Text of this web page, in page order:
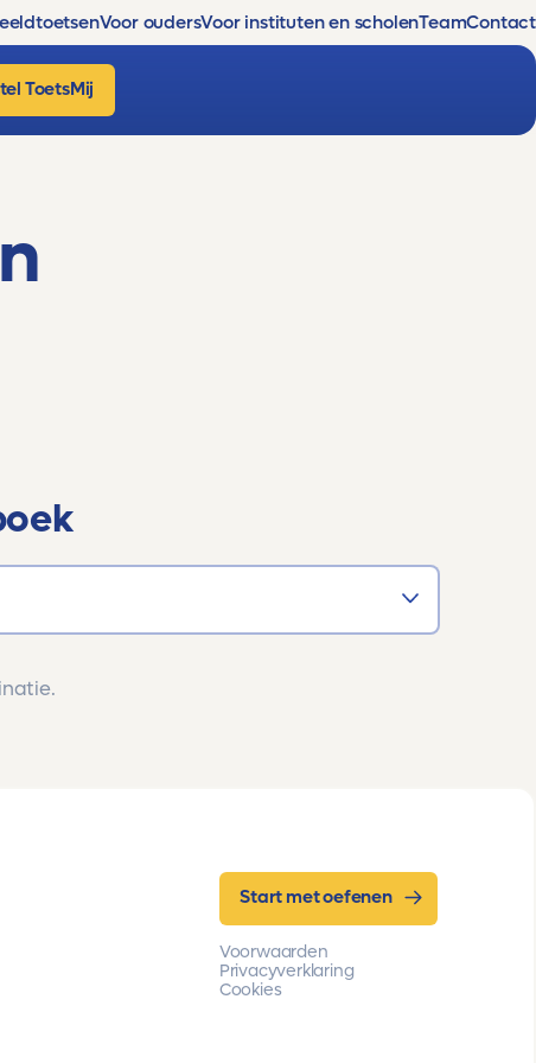
Voor oudersVoor instituten en scholenTeamContact
ToetsMij
Start met oefenen
Voorwaarden
Privacyverklaring
Cookies